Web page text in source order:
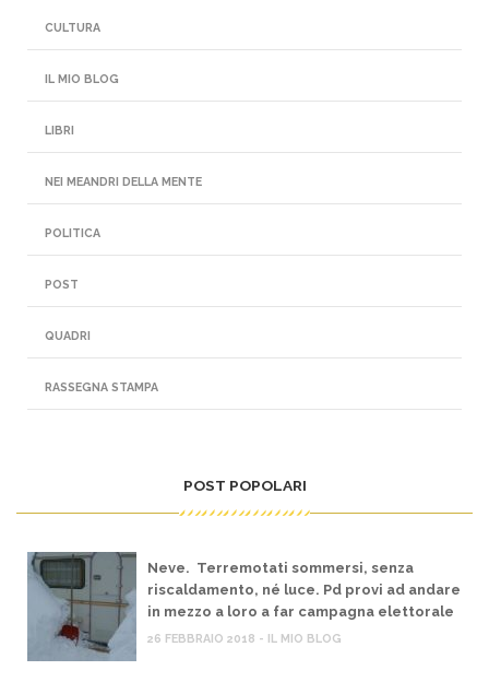
CULTURA
IL MIO BLOG
LIBRI
NEI MEANDRI DELLA MENTE
POLITICA
POST
QUADRI
RASSEGNA STAMPA
POST POPOLARI
Neve. Terremotati sommersi, senza
riscaldamento, né luce. Pd provi ad andare
in mezzo a loro a far campagna elettorale
26 FEBBRAIO 2018 - IL MIO BLOG